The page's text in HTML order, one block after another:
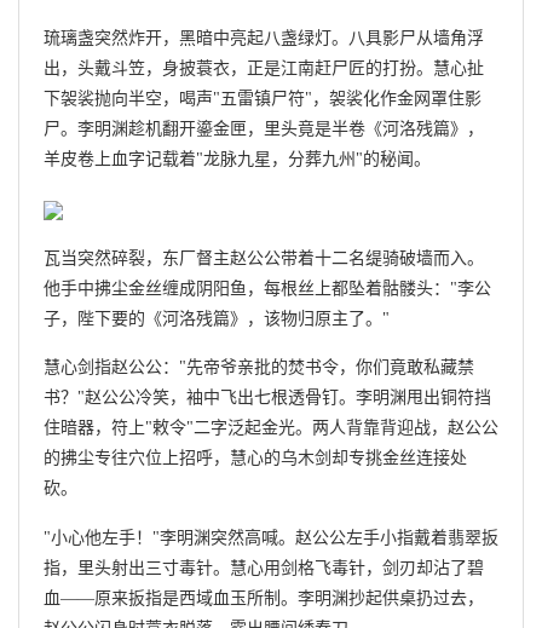
琉璃盏突然炸开，黑暗中亮起八盏绿灯。八具影尸从墙角浮
出，头戴斗笠，身披蓑衣，正是江南赶尸匠的打扮。慧心扯
下袈裟抛向半空，喝声"五雷镇尸符"，袈裟化作金网罩住影
尸。李明渊趁机翻开鎏金匣，里头竟是半卷《河洛残篇》，
羊皮卷上血字记载着"龙脉九星，分葬九州"的秘闻。
瓦当突然碎裂，东厂督主赵公公带着十二名缇骑破墙而入。
他手中拂尘金丝缠成阴阳鱼，每根丝上都坠着骷髅头："李公
子，陛下要的《河洛残篇》，该物归原主了。"
慧心剑指赵公公："先帝爷亲批的焚书令，你们竟敢私藏禁
书？"赵公公冷笑，袖中飞出七根透骨钉。李明渊甩出铜符挡
住暗器，符上"敕令"二字泛起金光。两人背靠背迎战，赵公公
的拂尘专往穴位上招呼，慧心的乌木剑却专挑金丝连接处
砍。
"小心他左手！"李明渊突然高喊。赵公公左手小指戴着翡翠扳
指，里头射出三寸毒针。慧心用剑格飞毒针，剑刃却沾了碧
血——原来扳指是西域血玉所制。李明渊抄起供桌扔过去，